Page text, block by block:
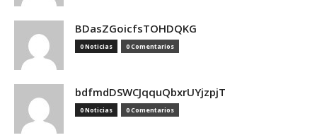
BDasZGoicfsTOHDQKG
0 Noticias 0 Comentarios
bdfmdDSWCJqquQbxrUYjzpjT
0 Noticias 0 Comentarios